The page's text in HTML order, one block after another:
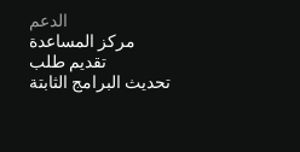
الدعم
مركز المساعدة
تقديم طلب
تحديث البرامج الثابتة